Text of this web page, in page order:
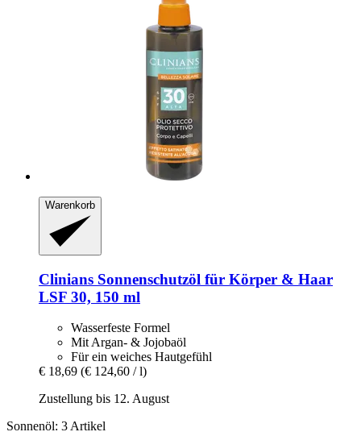
Warenkorb
Clinians Sonnenschutzöl für Körper & Haar
LSF 30, 150 ml
Wasserfeste Formel
Mit Argan- & Jojobaöl
Für ein weiches Hautgefühl
€ 18,69 (€ 124,60 / l)
Zustellung bis 12. August
Sonnenöl: 3 Artikel